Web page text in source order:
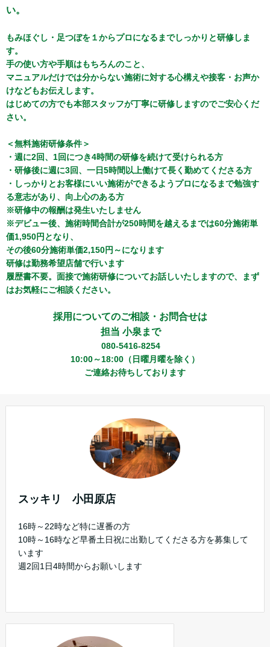
い。
もみほぐし・足つぼを１からプロになるまでしっかりと研修しま
す。
手の使い方や手順はもちろんのこと、
マニュアルだけでは分からない施術に対する心構えや接客・お声か
けなどもお伝えします。
はじめての方でも本部スタッフが丁寧に研修しますのでご安心くだ
さい。
＜無料施術研修条件＞
・週に2回、1回につき4時間の研修を続けて受けられる方
・研修後に週に3回、一日5時間以上働けて長く勤めてくださる方
・しっかりとお客様にいい施術ができるようプロになるまで勉強す
る意志があり、向上心のある方
※研修中の報酬は発生いたしません
※デビュー後、施術時間合計が250時間を越えるまでは60分施術単
価1,950円となり、
その後60分施術単価2,150円～になります
研修は勤務希望店舗で行います
履歴書不要。面接で施術研修についてお話しいたしますので、まず
はお気軽にご相談ください。
採用についてのご相談・お問合せは
担当 小泉まで
080-5416-8254
10:00～18:00（日曜月曜を除く）
ご連絡お待ちしております
スッキリ 小田原店
16時～22時など特に遅番の方
10時～16時など早番土日祝に出勤してくださる方を募集して
います
週2回1日4時間からお願いします